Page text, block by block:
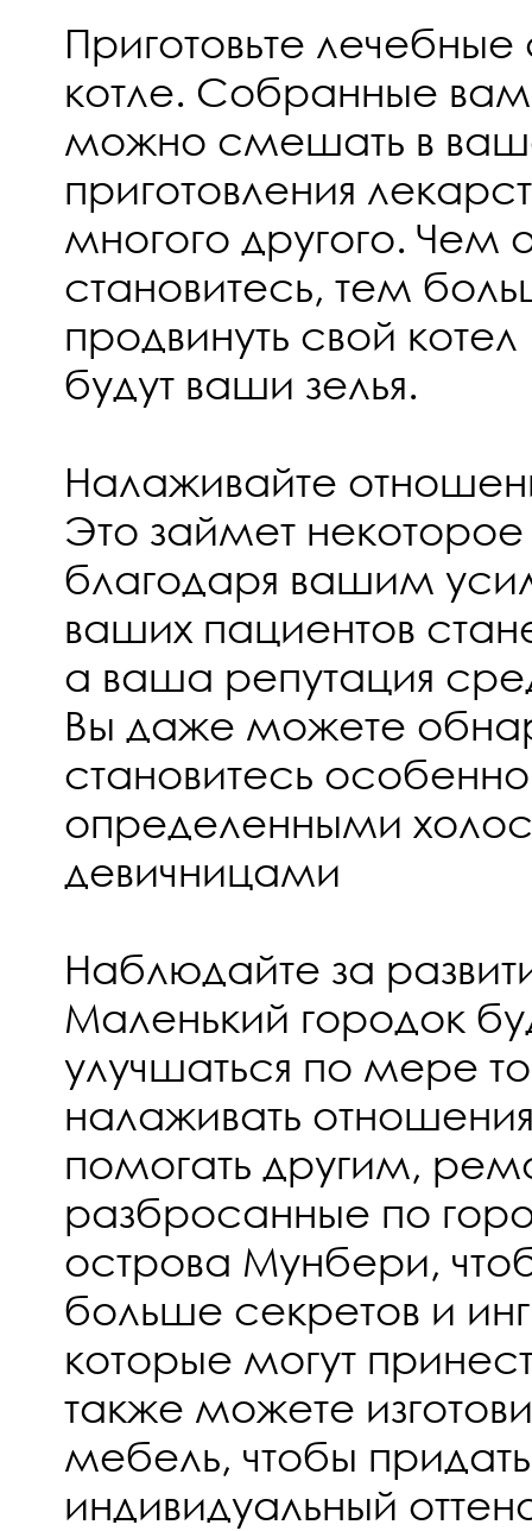
Приготовьте
котле. Собранные
можно смешать в
приготовления
многого другого. Чем
становитесь, тем
продвинуть свой
будут ваши зелья.
Налаживайте
Это займет
благодаря вашим
ваших пациентов
а ваша репутация
Вы даже можете
становитесь
определенными
девичницами
Наблюдайте за
Маленький городок
улучшаться по мере
налаживать
помогать другим,
разбросанные по
острова Мунбери,
больше секретов и
которые могут
также можете
мебель, чтобы
индивидуальный